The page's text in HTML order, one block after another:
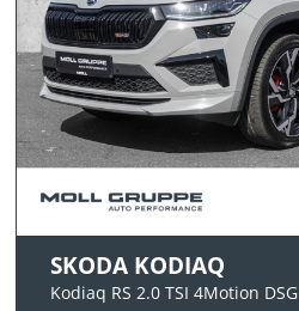
SKODA KODIAQ
Kodiaq RS 2.0 TSI 4Motion DSG